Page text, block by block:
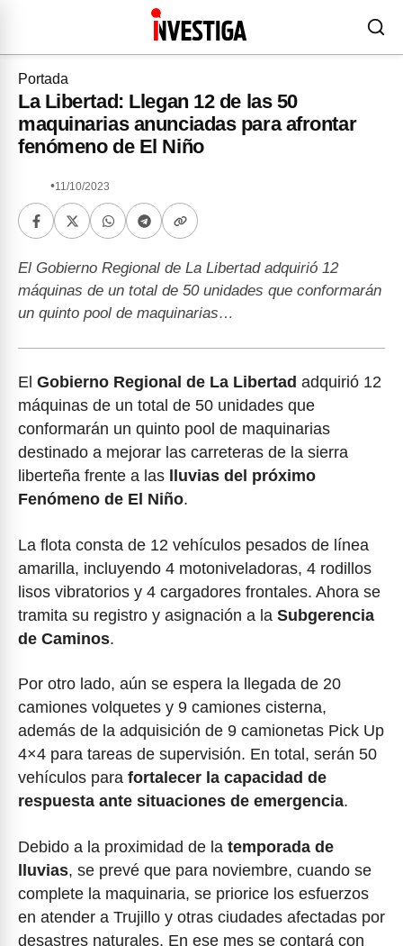
Portada
La Libertad: Llegan 12 de las 50
maquinarias anunciadas para afrontar
fenómeno de El Niño
•11/10/2023
El Gobierno Regional de La Libertad adquirió 12
máquinas de un total de 50 unidades que conformarán
un quinto pool de maquinarias…
El Gobierno Regional de La Libertad adquirió 12
máquinas de un total de 50 unidades que
conformarán un quinto pool de maquinarias
destinado a mejorar las carreteras de la sierra
liberteña frente a las
lluvias del próximo
Fenómeno de El Niño.
La flota consta de 12 vehículos pesados de línea
amarilla, incluyendo 4 motoniveladoras, 4 rodillos
lisos vibratorios y 4 cargadores frontales. Ahora se
tramita su registro y asignación a la Subgerencia
de Caminos.
Por otro lado, aún se espera la llegada de 20
camiones volquetes y 9 camiones cisterna,
además de la adquisición de 9 camionetas Pick Up
4×4 para tareas de supervisión. En total, serán 50
vehículos para fortalecer la capacidad de
respuesta ante situaciones de emergencia.
Debido a la proximidad de la temporada de
lluvias, se prevé que para noviembre, cuando se
complete la maquinaria, se priorice los esfuerzos
en atender a Trujillo y otras ciudades afectadas por
desastres naturales. En ese mes se contará con